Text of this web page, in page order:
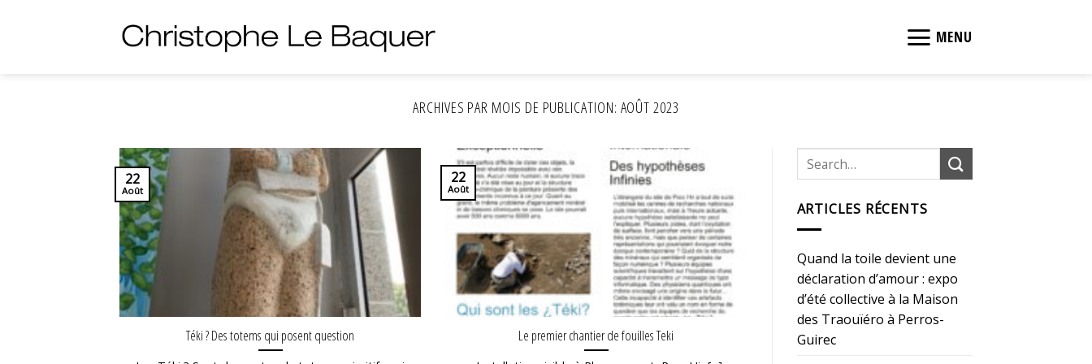
MENU
ARCHIVES PAR MOIS DE PUBLICATION: AOÛT 2023
Téki ? Des totems qui posent question
22
Août
Le premier chantier de fouilles Teki
22
Août
ARTICLES RÉCENTS
Quand la toile devient une
déclaration d’amour : expo
d’été collective à la Maison
des Traouïéro à Perros-
Guirec